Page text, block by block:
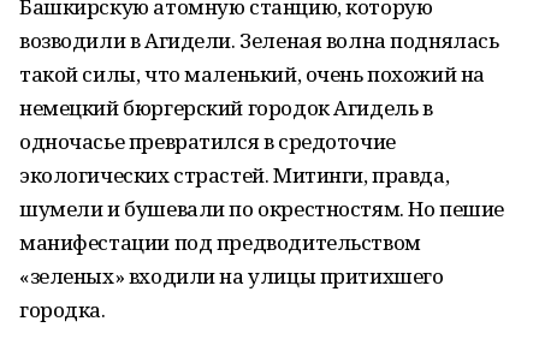
Башкирскую атомную станцию, которую
возводили в Агидели. Зеленая волна поднялась
такой силы, что маленький, очень похожий на
немецкий бюргерский городок Агидель в
одночасье превратился в средоточие
экологических страстей. Митинги, правда,
шумели и бушевали по окрестностям. Но пешие
манифестации под предводительством
«зеленых» входили на улицы притихшего
городка.